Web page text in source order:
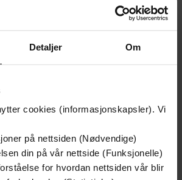
Detaljer Om
cookies (informasjonskapsler). Vi
på nettsiden (Nødvendige)
din på vår nettside (Funksjonelle)
for hvordan nettsiden vår blir